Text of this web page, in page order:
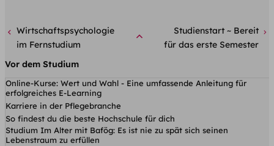
Wirtschaftspsychologie
im Fernstudium
Studienstart ~ Bereit
für das erste Semester
Vor dem Studium
Online-Kurse: Wert und Wahl - Eine umfassende Anleitung für
erfolgreiches E-Learning
Karriere in der Pflegebranche
So findest du die beste Hochschule für dich
Studium Im Alter mit Bafög: Es ist nie zu spät sich seinen
Lebenstraum zu erfüllen